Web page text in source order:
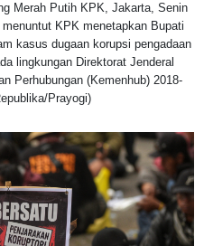
Merah Putih KPK, Jakarta, Senin
KPK menetapkan Bupati
kasus dugaan korupsi pengadaan
lingkungan Direktorat Jenderal
Perhubungan (Kemenhub) 2018-
Prayogi)